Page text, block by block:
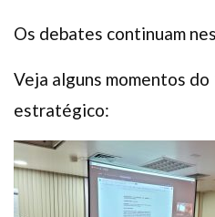
Os debates continuam
Veja alguns momentos
estratégico: